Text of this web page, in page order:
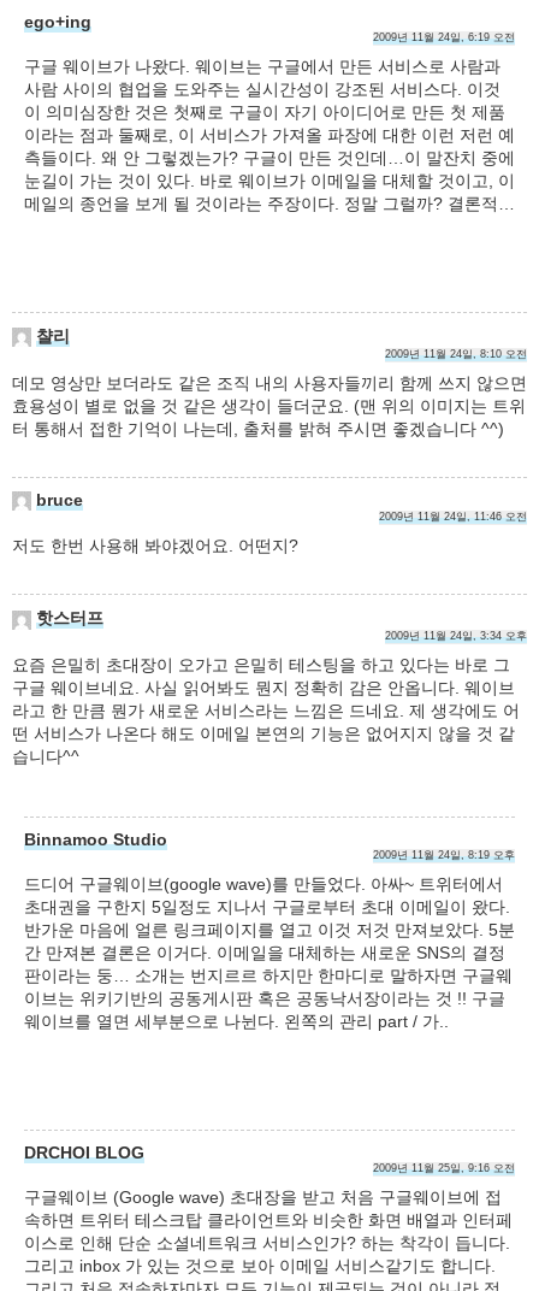
ego+ing
2009년 11월 24일, 6:19 오전
구글 웨이브가 나왔다. 웨이브는 구글에서 만든 서비스로 사람과
사람 사이의 협업을 도와주는 실시간성이 강조된 서비스다. 이것
이 의미심장한 것은 첫째로 구글이 자기 아이디어로 만든 첫 제품
이라는 점과 둘째로, 이 서비스가 가져올 파장에 대한 이런 저런 예
측들이다. 왜 안 그렇겠는가? 구글이 만든 것인데…이 말잔치 중에
눈길이 가는 것이 있다. 바로 웨이브가 이메일을 대체할 것이고, 이
메일의 종언을 보게 될 것이라는 주장이다. 정말 그럴까? 결론적…
챨리
2009년 11월 24일, 8:10 오전
데모 영상만 보더라도 같은 조직 내의 사용자들끼리 함께 쓰지 않으면
효용성이 별로 없을 것 같은 생각이 들더군요. (맨 위의 이미지는 트위
터 통해서 접한 기억이 나는데, 출처를 밝혀 주시면 좋겠습니다 ^^)
bruce
2009년 11월 24일, 11:46 오전
저도 한번 사용해 봐야겠어요. 어떤지?
핫스터프
2009년 11월 24일, 3:34 오후
요즘 은밀히 초대장이 오가고 은밀히 테스팅을 하고 있다는 바로 그
구글 웨이브네요. 사실 읽어봐도 뭔지 정확히 감은 안옵니다. 웨이브
라고 한 만큼 뭔가 새로운 서비스라는 느낌은 드네요. 제 생각에도 어
떤 서비스가 나온다 해도 이메일 본연의 기능은 없어지지 않을 것 같
습니다^^
Binnamoo Studio
2009년 11월 24일, 8:19 오후
드디어 구글웨이브(google wave)를 만들었다. 아싸~ 트위터에서
초대권을 구한지 5일정도 지나서 구글로부터 초대 이메일이 왔다.
반가운 마음에 얼른 링크페이지를 열고 이것 저것 만져보았다. 5분
간 만져본 결론은 이거다. 이메일을 대체하는 새로운 SNS의 결정
판이라는 둥… 소개는 번지르르 하지만 한마디로 말하자면 구글웨
이브는 위키기반의 공동게시판 혹은 공동낙서장이라는 것 !! 구글
웨이브를 열면 세부분으로 나뉜다. 왼쪽의 관리 part / 가..
DRCHOI BLOG
2009년 11월 25일, 9:16 오전
구글웨이브 (Google wave) 초대장을 받고 처음 구글웨이브에 접
속하면 트위터 테스크탑 클라이언트와 비슷한 화면 배열과 인터페
이스로 인해 단순 소셜네트워크 서비스인가? 하는 착각이 듭니다.
그리고 inbox 가 있는 것으로 보아 이메일 서비스같기도 합니다.